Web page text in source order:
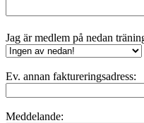
Jag är medlem på nedan
Ev. annan faktureringsadress:
Meddelande: